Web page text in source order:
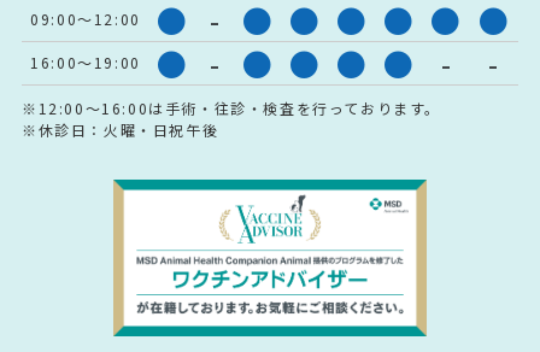
09:00～12:00 ● - ● ● ● ● ● ●
16:00～19:00 ● - ● ● ● ● - -
※12:00～16:00は手術・往診・検査を行っております。
※休診日：火曜・日祝午後